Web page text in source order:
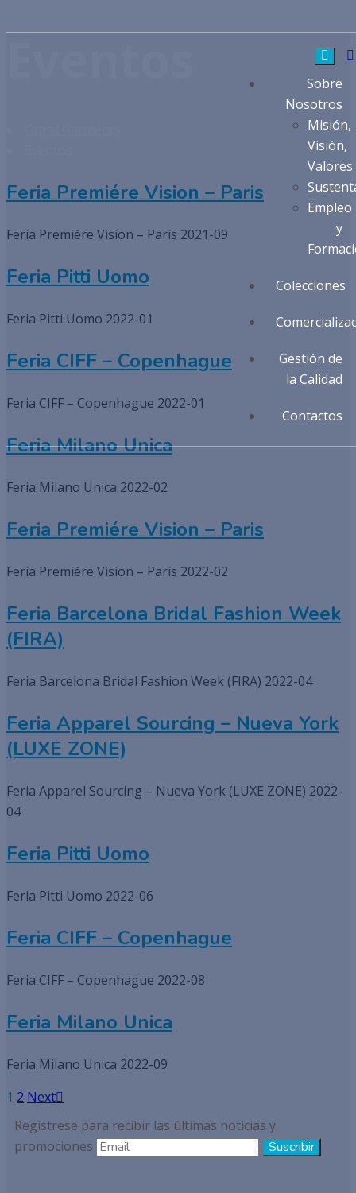
Sobre
Nosotros
Misión,
Visión,
Valores
Empleo
y
Colecciones
Gestión de
la Calidad
Contactos
Feria Premiére Vision – Paris
Feria Premiére Vision – Paris 2021-09
Feria Pitti Uomo
Feria Pitti Uomo 2022-01
Feria CIFF – Copenhague
Feria CIFF – Copenhague 2022-01
Feria Milano Unica
Feria Milano Unica 2022-02
Feria Premiére Vision – Paris
Feria Premiére Vision – Paris 2022-02
Feria Barcelona Bridal Fashion Week
(FIRA)
Feria Barcelona Bridal Fashion Week (FIRA) 2022-04
Feria Apparel Sourcing – Nueva York
(LUXE ZONE)
Feria Apparel Sourcing – Nueva York (LUXE ZONE) 2022-
04
Feria Pitti Uomo
Feria Pitti Uomo 2022-06
Feria CIFF – Copenhague
Feria CIFF – Copenhague 2022-08
Feria Milano Unica
Feria Milano Unica 2022-09
1 2 Next
Regístrese para recibir las últimas noticias y
promociones